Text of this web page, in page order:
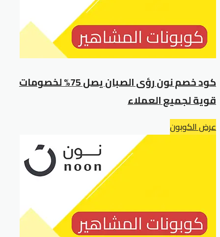
كود خصم نون رؤى الصبان يصل 75% لخصومات
قوية لجميع العملاء
عرض الكوبون